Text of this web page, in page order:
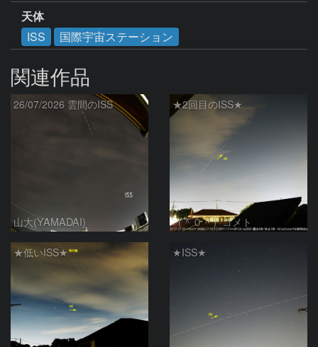
天体
ISS
国際宇宙ステーション
関連作品
26/07/2026 雲間のISS
山大(YAMADAI)
★2回目のISS★
（＾０＾）コメト
★低いISS★ ★ISS★